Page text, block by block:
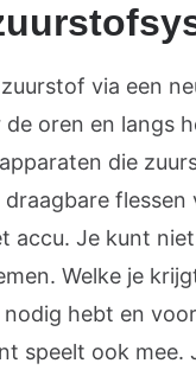
via een
oren en langs
die
accu. Je kunt
Welke je
hebt en
speelt ook mee.